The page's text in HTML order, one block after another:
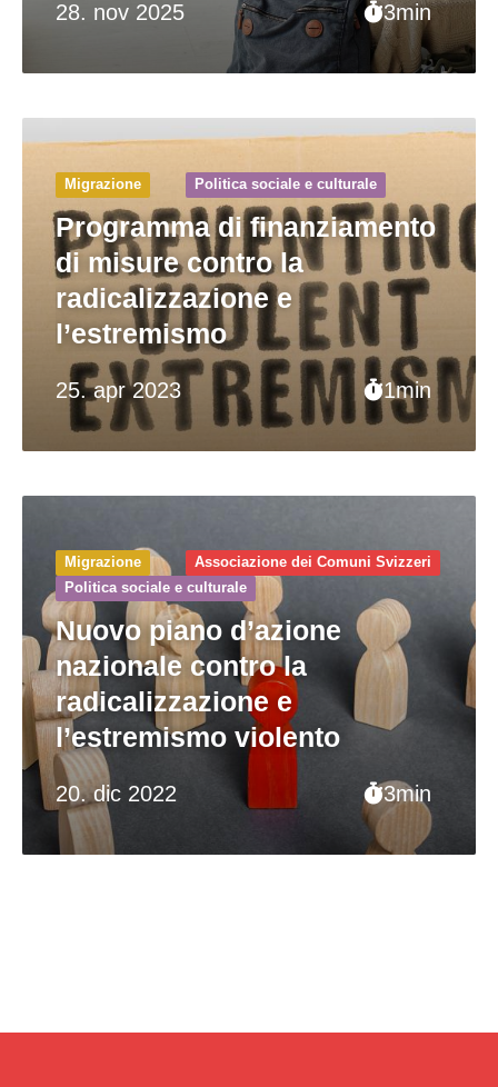
28. nov 2025 3min
25. apr 2023 1min
Migrazione Politica sociale e culturale
Programma di finanziamento
di misure contro la
radicalizzazione e
l’estremismo
20. dic 2022 3min
Migrazione
Associazione dei Comuni Svizzeri
Politica sociale e culturale
Nuovo piano d’azione
nazionale contro la
radicalizzazione e
l’estremismo violento